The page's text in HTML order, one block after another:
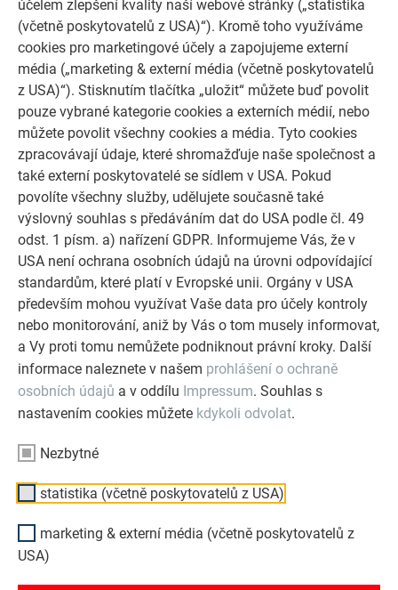
účelem zlepšení kvality naší webové stránky („statistika
(včetně poskytovatelů z USA)“). Kromě toho využíváme
cookies pro marketingové účely a zapojujeme externí
média („marketing & externí média (včetně poskytovatelů
z USA)“). Stisknutím tlačítka „uložit“ můžete buď povolit
pouze vybrané kategorie cookies a externích médií, nebo
můžete povolit všechny cookies a média. Tyto cookies
zpracovávají údaje, které shromažďuje naše společnost a
také externí poskytovatelé se sídlem v USA. Pokud
povolíte všechny služby, udělujete současně také
výslovný souhlas s předáváním dat do USA podle čl. 49
odst. 1 písm. a) nařízení GDPR. Informujeme Vás, že v
USA není ochrana osobních údajů na úrovni odpovídající
standardům, které platí v Evropské unii. Orgány v USA
především mohou využívat Vaše data pro účely kontroly
nebo monitorování, aniž by Vás o tom musely informovat,
a Vy proti tomu nemůžete podniknout právní kroky. Další
informace naleznete v našem prohlášení o ochraně
osobních údajů a v oddílu Impressum. Souhlas s
nastavením cookies můžete kdykoli odvolat.
Nezbytné
statistika (včetně poskytovatelů z USA)
marketing & externí média (včetně poskytovatelů z
USA)
(požadováno ve směrnici OIB č. 2).
Požadavek na střešní plášť při „namáhání ohněm zvenku“ je
podle směrnice OIB č 2 deklarovaný jako broof(t1).
Střešní a fasádní produkty PREFA (PREFA maloformátové
krytiny i svitkový plech PREFALZ) jsou
v důsledku použitých materiálů podle EN 13501-5 „vyhovující
bez zkoušky“.
STÁHNOUT INFORMAČNÍ LETÁK K TÉMATU
PŘEDPISŮ PRO POŽÁRNÍ BEZPEČNOST
POŽÁRNÍ BEZPEČNOST ODVĚTRANÝCH FASÁD (DE)
1 mb